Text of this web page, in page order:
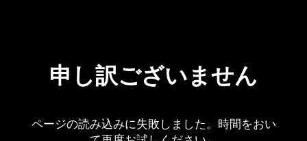
申し訳ございません
ページの読み込みに失敗しました。時間をおい